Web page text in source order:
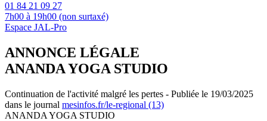
01 84 21 09 27
7h00 à 19h00 (non surtaxé)
Espace JAL-Pro
ANNONCE LÉGALE
ANANDA YOGA STUDIO
Continuation de l'activité malgré les pertes - Publiée le 19/03/2025
dans le journal mesinfos.fr/le-regional (13)
ANANDA YOGA STUDIO